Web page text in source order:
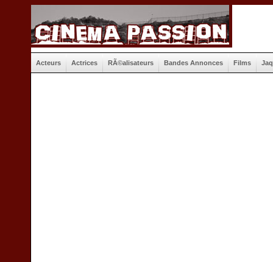
Acteurs Actrices RÃ©alisateurs Bandes Annonces Films